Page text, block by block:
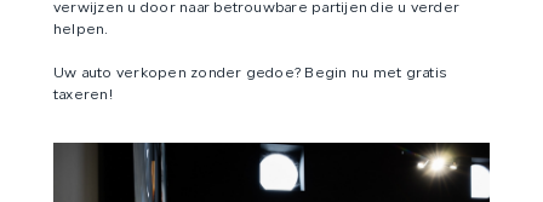
verwijzen u door naar betrouwbare partijen die u verder
helpen.
Uw auto verkopen zonder gedoe? Begin nu met gratis
taxeren!